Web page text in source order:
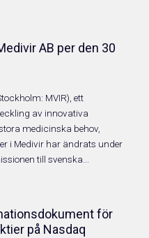
AB per den 30
MVIR), ett
av innovativa
medicinska behov,
i Medivir har ändrats under
till svenska...
för
på Nasdaq